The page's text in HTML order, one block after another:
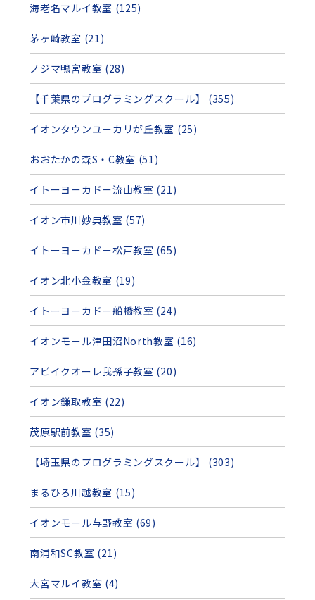
海老名マルイ教室 (125)
茅ヶ崎教室 (21)
ノジマ鴨宮教室 (28)
【千葉県のプログラミングスクール】 (355)
イオンタウンユーカリが丘教室 (25)
おおたかの森S・C教室 (51)
イトーヨーカドー流山教室 (21)
イオン市川妙典教室 (57)
イトーヨーカドー松戸教室 (65)
イオン北小金教室 (19)
イトーヨーカドー船橋教室 (24)
イオンモール津田沼North教室 (16)
アビイクオーレ我孫子教室 (20)
イオン鎌取教室 (22)
茂原駅前教室 (35)
【埼玉県のプログラミングスクール】 (303)
まるひろ川越教室 (15)
イオンモール与野教室 (69)
南浦和SC教室 (21)
大宮マルイ教室 (4)